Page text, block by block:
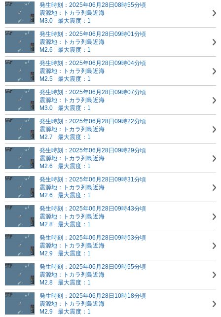
発生時刻：2025年06月28日08時55分頃
震源地：トカラ列島近海
M3.0
最大震度：1
発生時刻：2025年06月28日09時01分頃
震源地：トカラ列島近海
M2.6
最大震度：1
発生時刻：2025年06月28日09時04分頃
震源地：トカラ列島近海
M2.5
最大震度：1
発生時刻：2025年06月28日09時07分頃
震源地：トカラ列島近海
M3.0
最大震度：1
発生時刻：2025年06月28日09時22分頃
震源地：トカラ列島近海
M2.7
最大震度：1
発生時刻：2025年06月28日09時29分頃
震源地：トカラ列島近海
M2.6
最大震度：1
発生時刻：2025年06月28日09時31分頃
震源地：トカラ列島近海
M2.6
最大震度：1
発生時刻：2025年06月28日09時43分頃
震源地：トカラ列島近海
M2.8
最大震度：1
発生時刻：2025年06月28日09時53分頃
震源地：トカラ列島近海
M2.9
最大震度：1
発生時刻：2025年06月28日09時55分頃
震源地：トカラ列島近海
M2.8
最大震度：1
発生時刻：2025年06月28日10時18分頃
震源地：トカラ列島近海
M2.9
最大震度：1